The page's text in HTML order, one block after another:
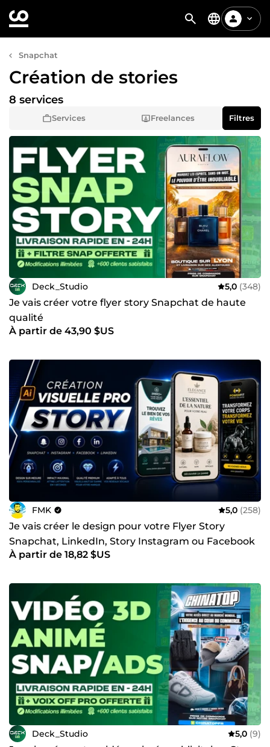
Snapchat
Création de stories
Services Freelances
8 services
Filtres
Deck_Studio 5,0 (348)
Je vais créer votre flyer story Snapchat de haute
qualité
À partir de 43,90 $US
FMK 5,0 (258)
Je vais créer le design pour votre Flyer Story
Snapchat, LinkedIn, Story Instagram ou Facebook
À partir de 18,82 $US
Deck_Studio 5,0 (9)